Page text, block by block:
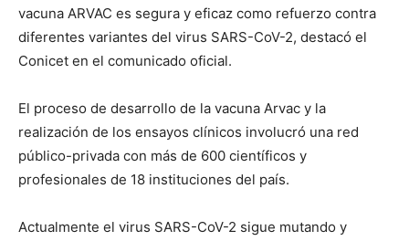
vacuna ARVAC es segura y eficaz como refuerzo contra
diferentes variantes del virus SARS-CoV-2, destacó el
Conicet en el comunicado oficial.
El proceso de desarrollo de la vacuna Arvac y la
realización de los ensayos clínicos involucró una red
público-privada con más de 600 científicos y
profesionales de 18 instituciones del país.
Actualmente el virus SARS-CoV-2 sigue mutando y